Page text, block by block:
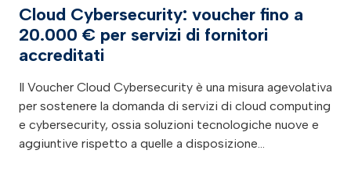
Cloud Cybersecurity: voucher fino a
20.000 € per servizi di fornitori
accreditati
Il Voucher Cloud Cybersecurity è una misura agevolativa
per sostenere la domanda di servizi di cloud computing
e cybersecurity, ossia soluzioni tecnologiche nuove e
aggiuntive rispetto a quelle a disposizione…